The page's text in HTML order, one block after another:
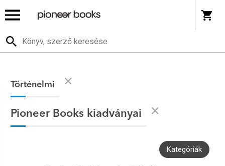
Történelmi
Pioneer Books kiadványai
Kategóriák